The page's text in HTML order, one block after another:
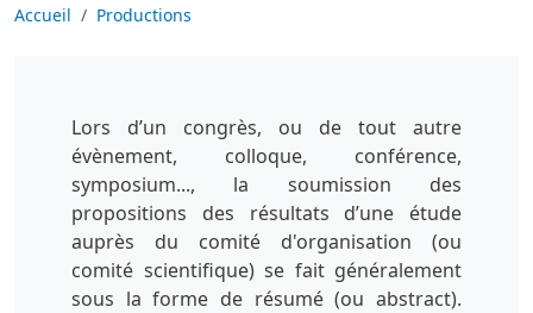
Accueil Productions
Lors d’un congrès, ou de tout autre
évènement, colloque, conférence,
symposium..., la soumission des
propositions des résultats d’une étude
auprès du comité d'organisation (ou
comité scientifique) se fait généralement
sous la forme de résumé (ou abstract).